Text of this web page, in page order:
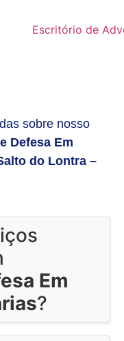
sobre nosso
Defesa Em
do Lontra –
Em
?